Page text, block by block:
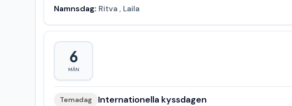
Namnsdag: Ritva , Laila
6
MÅN
Temadag Internationella kyssdagen